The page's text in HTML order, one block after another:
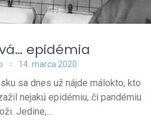
epidémia
14. marca 2020
sa dnes už nájde málokto, kto
nejakú epidémiu, či pandémiu
Jedine,...